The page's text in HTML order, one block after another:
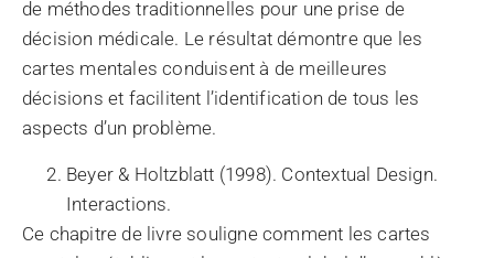
de méthodes traditionnelles pour une prise de
décision médicale. Le résultat démontre que les
cartes mentales conduisent à de meilleures
décisions et facilitent l’identification de tous les
aspects d’un problème.
Beyer & Holtzblatt (1998). Contextual Design.
Interactions.
Ce chapitre de livre souligne comment les cartes